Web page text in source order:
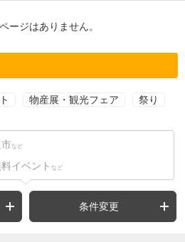
ージはありません。
物産展・観光フェア 祭り
など
イベント など
条件変更